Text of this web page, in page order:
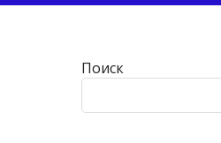
Поиск